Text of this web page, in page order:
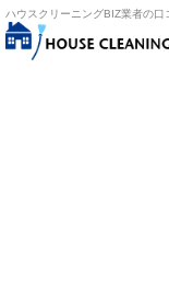
ハウスクリーニングBIZ業者の口